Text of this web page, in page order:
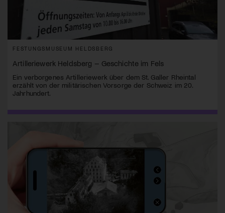
FESTUNGSMUSEUM HELDSBERG
Artilleriewerk Heldsberg – Geschichte im Fels
Ein verborgenes Artilleriewerk über dem St. Galler Rheintal
erzählt von der militärischen Vorsorge der Schweiz im 20.
Jahrhundert.